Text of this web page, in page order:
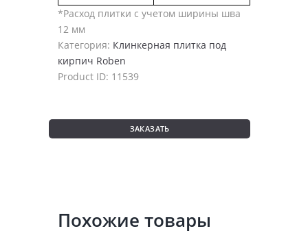
*Расход плитки с учетом ширины шва
12 мм
Категория: Клинкерная плитка под
кирпич Roben
Product ID: 11539
ЗАКАЗАТЬ
Похожие товары